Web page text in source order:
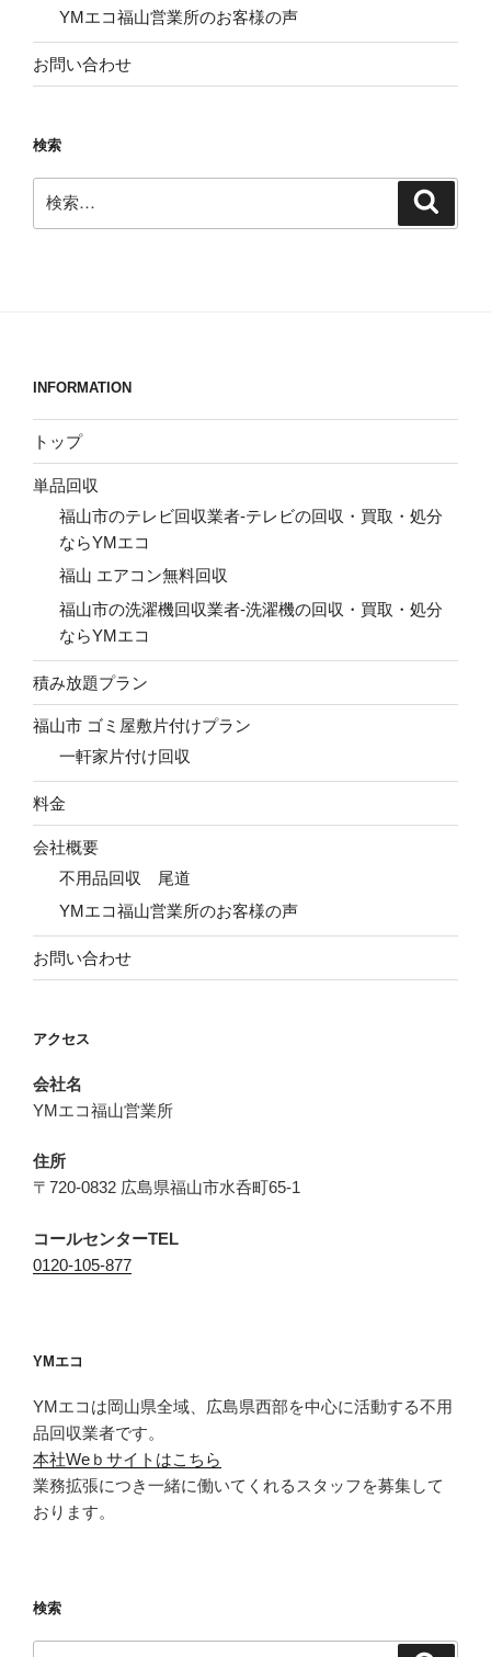
YMエコ福山営業所のお客様の声
お問い合わせ
検索
索:
INFORMATION
トップ
単品回収
福山市のテレビ回収業者-テレビの回収・買取・処分
ならYMエコ
福山 エアコン無料回収
福山市の洗濯機回収業者-洗濯機の回収・買取・処分
ならYMエコ
積み放題プラン
福山市 ゴミ屋敷片付けプラン
一軒家片付け回収
料金
会社概要
不用品回収 尾道
YMエコ福山営業所のお客様の声
お問い合わせ
アクセス
会社名
YMエコ福山営業所
住所
〒720-0832 広島県福山市水呑町65-1
コールセンターTEL
0120-105-877
YMエコ
YMエコは岡山県全域、広島県西部を中心に活動する不用
品回収業者です。
本社Weｂサイトはこちら
業務拡張につき一緒に働いてくれるスタッフを募集して
おります。
検索